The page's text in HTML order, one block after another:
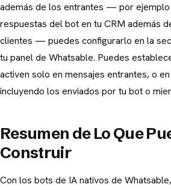
además de los entrantes — por ejemplo
respuestas del bot en tu CRM además
clientes — puedes configurarlo en la
tu panel de Whatsable. Puedes
activen solo en mensajes entrantes, o
incluyendo los enviados por tu bot o
Resumen de Lo Que
Construir
Con los bots de IA nativos de